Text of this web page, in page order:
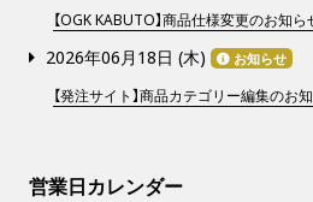
【OGK KABUTO】商品仕様変更のお知ら
2026年06月18日 (木) お知らせ
【発注サイト】商品カテゴリー編集のお
営業日カレンダー